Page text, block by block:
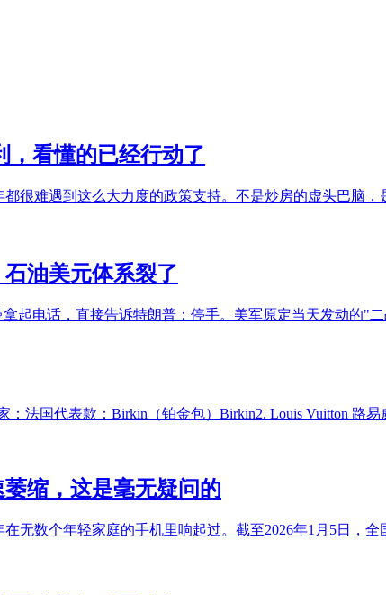
，看懂的已经行动了
很难遇到这么大力度的政策支持。不是炒房的虚头巴脑
油美元体系裂了
起电话，直接告诉特朗普：停手。美军原定当天发动的"
法国代表款：Birkin（铂金包）Birkin2. Louis Vuitton 路
缩，这是毫无疑问的
无数个年轻家庭的手机里响起过。截至2026年1月5日，